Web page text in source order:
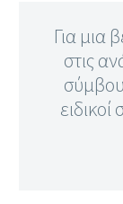
Για μια
στις